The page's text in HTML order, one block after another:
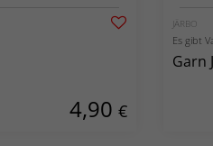
4,90 €
JÄRBO
Es gibt
Garn